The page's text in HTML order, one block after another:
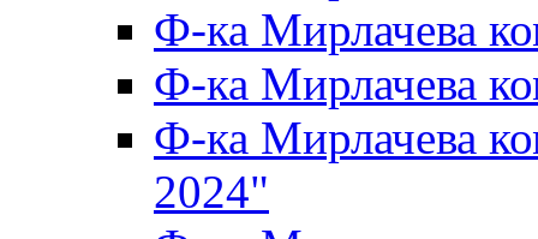
Ф-ка Мирлачева
Ф-ка Мирлачева
Ф-ка Мирлачева
2024"